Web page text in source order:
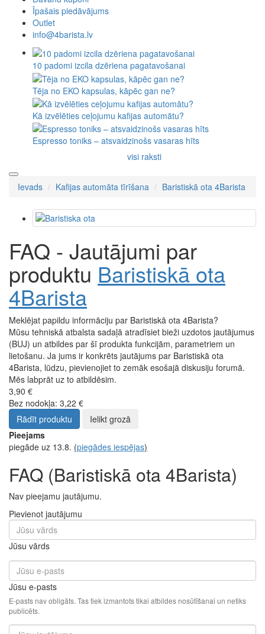
Staresso
Superkop
Timemore
WACACO
Outin
Rancilio
Par mums
Piegāde un apmaksa
Blogs
Atsauksmes
Vairumtirdzniecība
Dāvanu kuponi
Īpašais piedāvājums
Outlet
info@4barista.lv
10 padomi izcila dzēriena pagatavošanai
Tēja no EKO kapsulas, kāpēc gan ne?
Kā izvēlēties ceļojumu kafijas automātu?
Espresso toniks – atsvaidzinošs vasaras hīts
visi raksti
Ievads Kafijas automāta tīrīšana Baristiskā ota 4Barista
FAQ - Jautājumi par
produktuBaristiskā ota
4Barista
Meklējat papildu informāciju par Baristiskā ota 4Barista?
Mūsu tehniskā atbalsta sadaļā atradīsiet bieži uzdotos jautājumus
(BUJ) un atbildes par šī produkta funkcijām, parametriem un